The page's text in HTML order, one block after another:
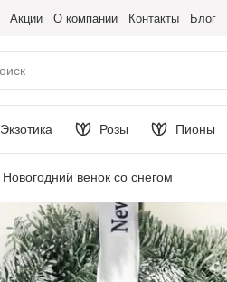
Акции О компании Контакты Блог
Экзотика Розы Пионы
Новогодний венок со снегом